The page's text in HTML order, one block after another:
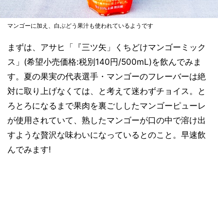
マンゴーに加え、白ぶどう果汁も使われているようです
まずは、アサヒ「『三ツ矢」くちどけマンゴーミック
ス」(希望小売価格:税別140円/500mL)を飲んでみま
す。夏の果実の代表選手・マンゴーのフレーバーは絶
対に取り上げなくては、と考えて迷わずチョイス。と
ろとろになるまで果肉を裏ごししたマンゴーピューレ
が使用されていて、熟したマンゴーが口の中で溶け出
すような贅沢な味わいになっているとのこと。早速飲
んでみます!